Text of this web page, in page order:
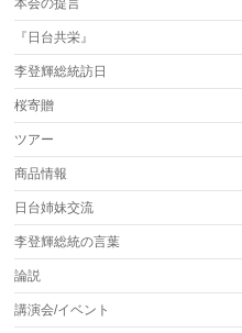
本会の提言
『日台共栄』
李登輝総統訪日
桜寄贈
ツアー
商品情報
日台姉妹交流
李登輝総統の言葉
論説
講演会/イベント